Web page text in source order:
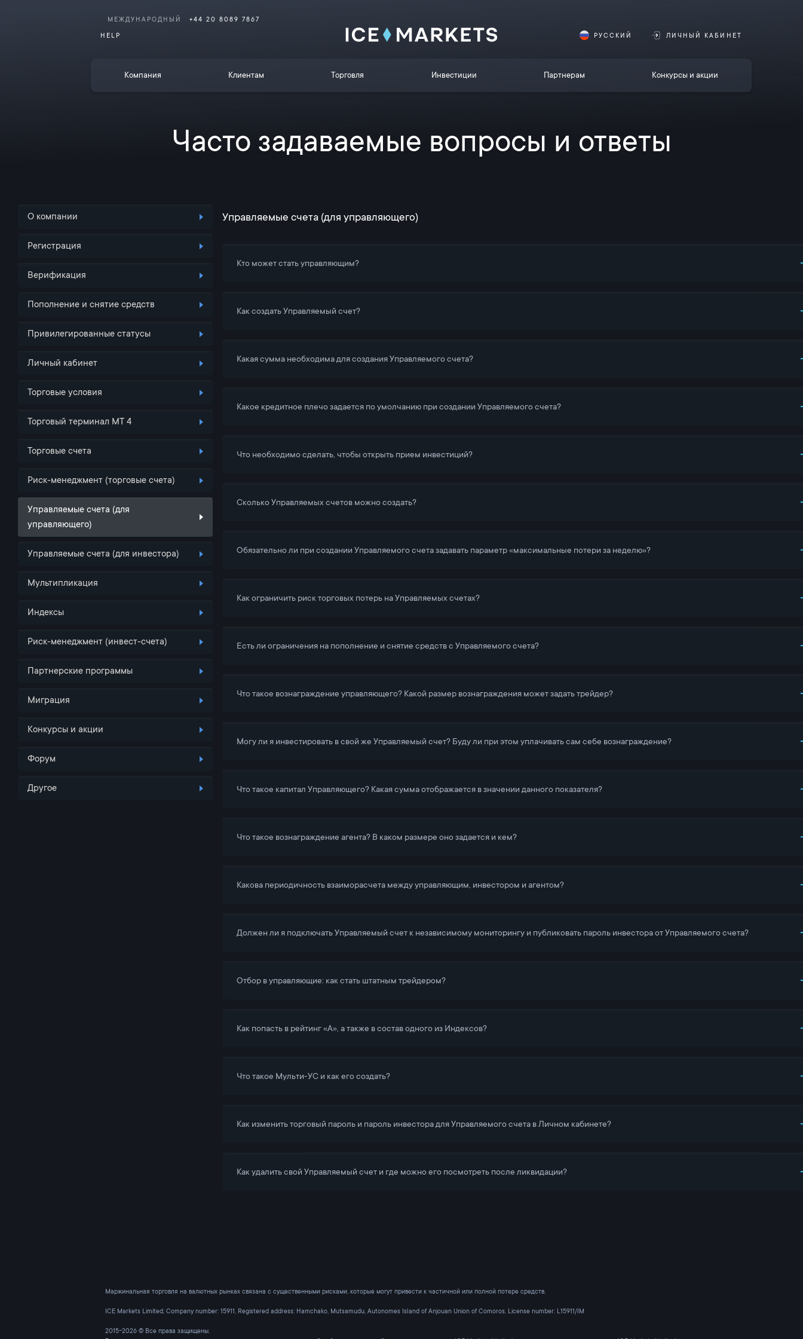
МЕЖДУНАРОДНЫЙ +44 20 8089 7867
HELP РУССКИЙ ЛИЧНЫЙ КАБИНЕТ
Компания Клиентам Торговля Инвестиции Партнерам Конкурсы и акции
Часто задаваемые вопросы и ответы
О компании
Регистрация
Верификация
Пополнение и снятие средств
Привилегированные статусы
Личный кабинет
Торговые условия
Торговый терминал MT 4
Торговые счета
Риск-менеджмент (торговые счета)
Управляемые счета (для
управляющего)
Управляемые счета (для инвестора)
Мультипликация
Индексы
Риск-менеджмент (инвест-счета)
Партнерские программы
Миграция
Конкурсы и акции
Форум
Другое
Управляемые счета (для управляющего)
Кто может стать управляющим?
Как создать Управляемый счет?
Какая сумма необходима для создания Управляемого счета?
Какое кредитное плечо задается по умолчанию при создании Управляемого счета?
Что необходимо сделать, чтобы открыть прием инвестиций?
Сколько Управляемых счетов можно создать?
Обязательно ли при создании Управляемого счета задавать параметр «максимальные потери за неделю»?
Как ограничить риск торговых потерь на Управляемых счетах?
Есть ли ограничения на пополнение и снятие средств с Управляемого счета?
Что такое вознаграждение управляющего? Какой размер вознаграждения может задать трейдер?
Могу ли я инвестировать в свой же Управляемый счет? Буду ли при этом уплачивать сам себе вознаграждение?
Что такое капитал Управляющего? Какая сумма отображается в значении данного показателя?
Что такое вознаграждение агента? В каком размере оно задается и кем?
Какова периодичность взаиморасчета между управляющим, инвестором и агентом?
Должен ли я подключать Управляемый счет к независимому мониторингу и публиковать пароль инвестора от Управляемого счета?
Отбор в управляющие: как стать штатным трейдером?
Как попасть в рейтинг «А», а также в состав одного из Индексов?
Что такое Мульти-УС и как его создать?
Как изменить торговый пароль и пароль инвестора для Управляемого счета в Личном кабинете?
Как удалить свой Управляемый счет и где можно его посмотреть после ликвидации?
Маржинальная торговля на валютных рынках связана с существенными рисками, которые могут привести к частичной или полной потере средств.
ICE Markets Limited, Company number: 15911, Registered address: Hamchako, Mutsamudu, Autonomes Island of Anjouan Union of Comoros, License number: L15911/IM
2015-2026 © Все права защищены.